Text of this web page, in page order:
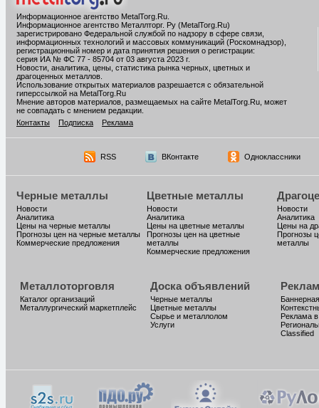
Информационное агентство MetalTorg.Ru
Информационное агентство Металлторг. Ру (MetalTorg.Ru)
зарегистрировано Федеральной службой по надзору в сфере связи,
информационных технологий и массовых коммуникаций (Роскомнадзор),
регистрационный номер и дата принятия решения о регистрации:
серия ИА № ФС 77 - 85704 от 03 августа 2023 г.
Новости, аналитика, цены, статистика рынка черных, цветных и
драгоценных металлов.
Использование открытых материалов разрешается с обязательной
гиперссылкой на MetalTorg.Ru
Мнение авторов материалов, размещаемых на сайте MetalTorg.Ru, может
не совпадать с мнением редакции.
Контакты
Подписка Реклама
RSS ВКонтакте Одноклассники
Черные металлы
Новости
Аналитика
Цены на черные металлы
Прогнозы цен на черные металлы
Коммерческие предложения
Цветные металлы
Новости
Аналитика
Цены на цветные металлы
Прогнозы цен на цветные
металлы
Коммерческие предложения
Новости
Аналитика
Цены на
Прогнозы
металлы
Металлоторговля
Каталог организаций
Металлургический маркетплейс
Доска объявлений
Черные металлы
Цветные металлы
Сырье и металлолом
Услуги
Реклама
Classified